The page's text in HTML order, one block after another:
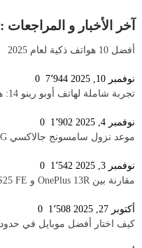
آخر الأخبار و المراجعات :
أفضل 10 هواتف ذكية لعام 2025
نوفمبر 10, 2025 7٬944
تجربة شاملة لهاتف أوبو رينو 14: هل يستحق الشراء؟
نوفمبر 4, 2025 1٬902
موعد نزول سامسونج جالاكسي A16 5G
نوفمبر 3, 2025 1٬542
مقارنة بين OnePlus 13R و Galaxy S25 FE
أكتوبر 27, 2025 1٬508
كيف اختار أفضل موبايل في حدود 130000 دينار